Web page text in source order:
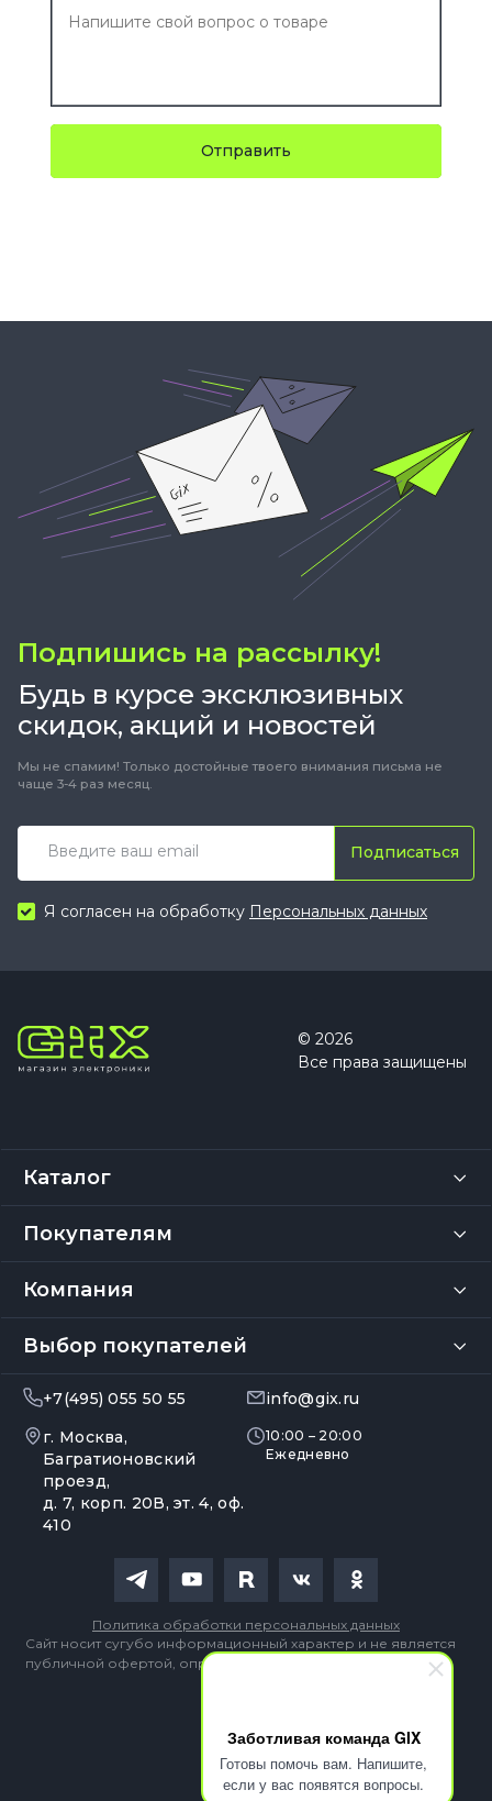
Заботливая команда GIX
Готовы помочь вам. Напишите,
если у вас появятся вопросы.
Отправить
Подпишись на рассылку!
Будь в курсе эксклюзивных
скидок, акций и новостей
Мы не спамим! Только достойные твоего внимания письма не
чаще 3-4 раз месяц.
Подписаться
Я согласен на обработку Персональных данных
© 2026
Все права защищены
Каталог
Покупателям
Компания
Выбор покупателей
+7(495) 055 50 55
info@gix.ru
г. Москва,
Багратионовский
проезд,
д. 7, корп. 20В, эт. 4, оф.
410
10:00 – 20:00
Ежедневно
Сайт носит сугубо информационный характер и не является
публичной офертой, определяемой Статьей 437 (2) ГК РФ
Политика обработки персональных данных